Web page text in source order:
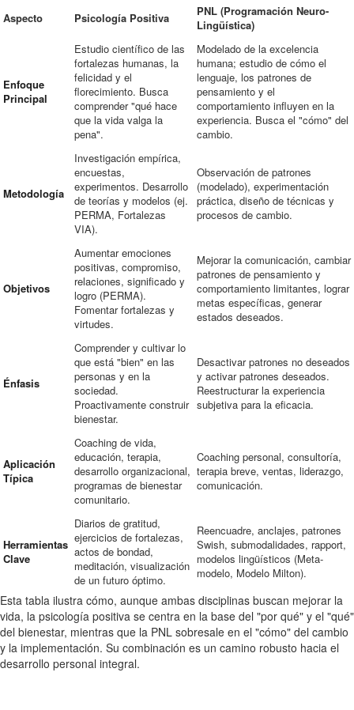
Aspecto Psicología Positiva
PNL (Programación Neuro-
Lingüística)
Enfoque
Principal
Estudio científico de las
fortalezas humanas, la
felicidad y el
florecimiento. Busca
comprender "qué hace
que la vida valga la
pena".
Modelado de la excelencia
humana; estudio de cómo el
lenguaje, los patrones de
pensamiento y el
comportamiento influyen en la
experiencia. Busca el "cómo" del
cambio.
Metodología
Investigación empírica,
encuestas,
experimentos. Desarrollo
de teorías y modelos (ej.
PERMA, Fortalezas
VIA).
Observación de patrones
(modelado), experimentación
práctica, diseño de técnicas y
procesos de cambio.
Objetivos
Aumentar emociones
positivas, compromiso,
relaciones, significado y
logro (PERMA).
Fomentar fortalezas y
virtudes.
Mejorar la comunicación, cambiar
patrones de pensamiento y
comportamiento limitantes, lograr
metas específicas, generar
estados deseados.
Énfasis
Comprender y cultivar lo
que está "bien" en las
personas y en la
sociedad.
Proactivamente construir
bienestar.
Desactivar patrones no deseados
y activar patrones deseados.
Reestructurar la experiencia
subjetiva para la eficacia.
Aplicación
Típica
Coaching de vida,
educación, terapia,
desarrollo organizacional,
programas de bienestar
comunitario.
Coaching personal, consultoría,
terapia breve, ventas, liderazgo,
comunicación.
Herramientas
Clave
Diarios de gratitud,
ejercicios de fortalezas,
actos de bondad,
meditación, visualización
de un futuro óptimo.
Reencuadre, anclajes, patrones
Swish, submodalidades, rapport,
modelos lingüísticos (Meta-
modelo, Modelo Milton).
Esta tabla ilustra cómo, aunque ambas disciplinas buscan mejorar la
vida, la psicología positiva se centra en la base del "por qué" y el "qué"
del bienestar, mientras que la PNL sobresale en el "cómo" del cambio
y la implementación. Su combinación es un camino robusto hacia el
desarrollo personal integral.